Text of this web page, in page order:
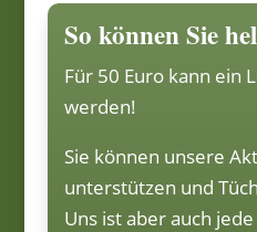
So können Sie
Für 50 Euro kann ein
werden!
Sie können unsere
unterstützen und
Uns ist aber auch